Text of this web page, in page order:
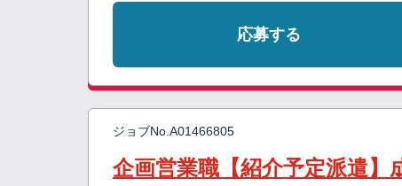
応募する
ジョブNo. A01466805
企画営業職【紹介予定派遣】